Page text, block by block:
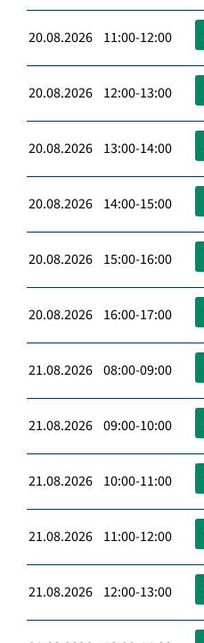
20.08.2026 11:00-12:00
20.08.2026 12:00-13:00
20.08.2026 13:00-14:00
20.08.2026 14:00-15:00
20.08.2026 15:00-16:00
20.08.2026 16:00-17:00
21.08.2026 08:00-09:00
21.08.2026 09:00-10:00
21.08.2026 10:00-11:00
21.08.2026 11:00-12:00
21.08.2026 12:00-13:00